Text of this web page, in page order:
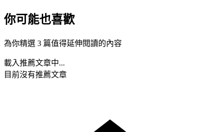
你可能也喜歡
為你精選 3 篇值得延伸閱讀的內容
載入推薦文章中...
目前沒有推薦文章